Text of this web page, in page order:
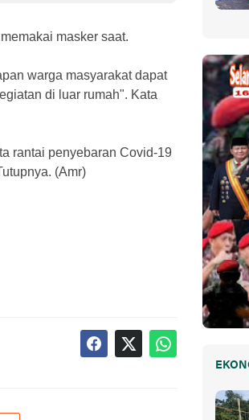
masker saat.
warga masyarakat dapat
di luar rumah". Kata
rantai penyebaran Covid-19
(Amr)